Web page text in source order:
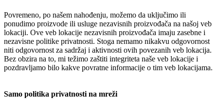
Povremeno, po našem nahođenju, možemo da uključimo ili
ponudimo proizvode ili usluge nezavisnih proizvođača na našoj veb
lokaciji. Ove veb lokacije nezavisnih proizvođača imaju zasebne i
nezavisne politike privatnosti. Stoga nemamo nikakvu odgovornost
niti odgovornost za sadržaj i aktivnosti ovih povezanih veb lokacija.
Bez obzira na to, mi težimo zaštiti integriteta naše veb lokacije i
pozdravljamo bilo kakve povratne informacije o tim veb lokacijama.
Samo politika privatnosti na mreži